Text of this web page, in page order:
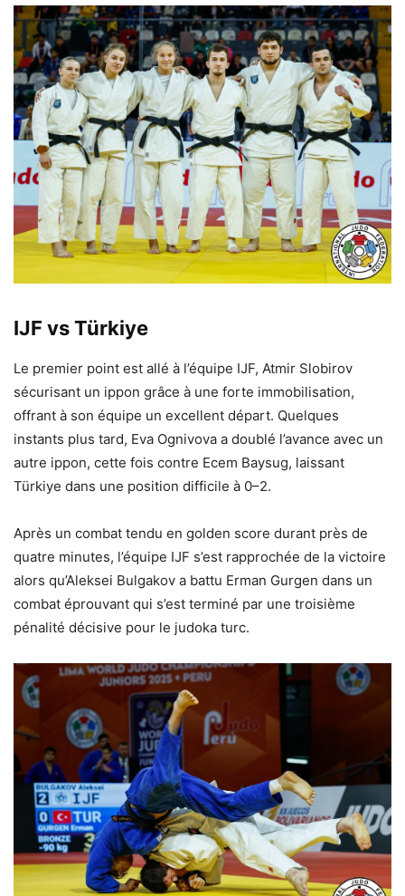
IJF vs Türkiye
Le premier point est allé à l’équipe IJF, Atmir Slobirov
sécurisant un ippon grâce à une forte immobilisation,
offrant à son équipe un excellent départ. Quelques
instants plus tard, Eva Ognivova a doublé l’avance avec un
autre ippon, cette fois contre Ecem Baysug, laissant
Türkiye dans une position difficile à 0–2.
Après un combat tendu en golden score durant près de
quatre minutes, l’équipe IJF s’est rapprochée de la victoire
alors qu’Aleksei Bulgakov a battu Erman Gurgen dans un
combat éprouvant qui s’est terminé par une troisième
pénalité décisive pour le judoka turc.